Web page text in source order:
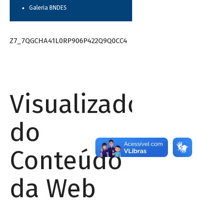
Galeria BNDES
Z7_7QGCHA41L0RP906P422Q9Q0CC4
Visualizador
do
Conteúdo
da Web